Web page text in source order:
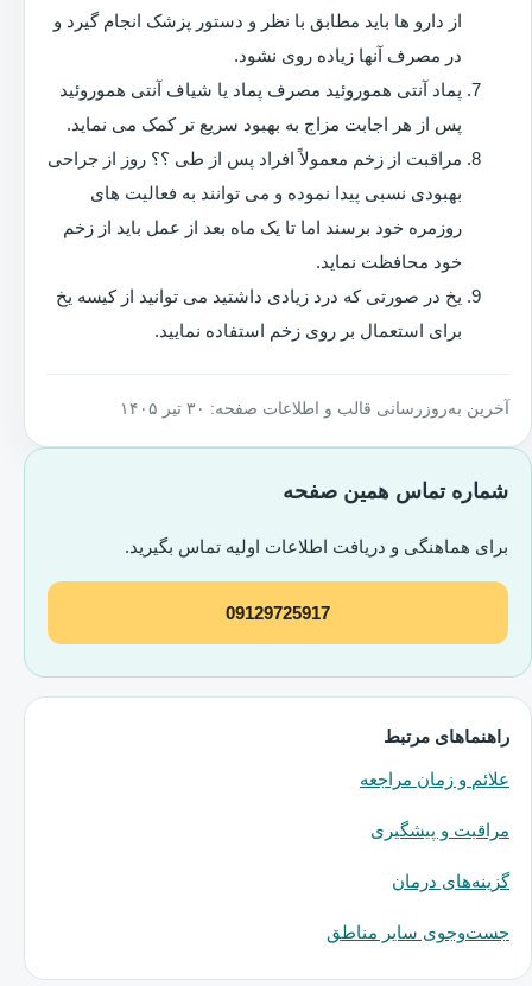
از دارو ها باید مطابق با نظر و دستور پزشک انجام گیرد و
در مصرف آنها زیاده روی نشود.
پماد آنتی هموروئید مصرف پماد یا شیاف آنتی هموروئید
پس از هر اجابت مزاج به بهبود سریع تر کمک می نماید.
مراقبت از زخم معمولاً افراد پس از طی ؟؟ روز از جراحی
بهبودی نسبی پیدا نموده و می توانند به فعالیت های
روزمره خود برسند اما تا یک ماه بعد از عمل باید از زخم
خود محافظت نماید.
یخ در صورتی که درد زیادی داشتید می توانید از کیسه یخ
برای استعمال بر روی زخم استفاده نمایید.
آخرین به‌روزرسانی قالب و اطلاعات صفحه: ۳۰ تیر ۱۴۰۵
شماره تماس همین صفحه
برای هماهنگی و دریافت اطلاعات اولیه تماس بگیرید.
09129725917
راهنماهای مرتبط
علائم و زمان مراجعه
مراقبت و پیشگیری
گزینه‌های درمان
جست‌وجوی سایر مناطق